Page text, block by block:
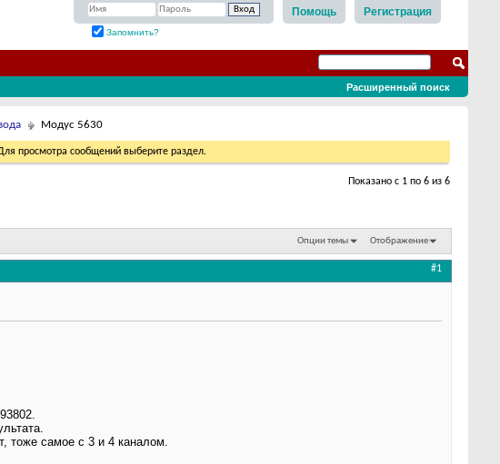
Регистрация
Помощь
Запомнить?
Расширенный поиск
Модус 5630
просмотра сообщений выберите раздел.
Показано с 1 по 6 из 6
Опции темы Отображение
#1
тоже самое с 3 и 4 каналом.